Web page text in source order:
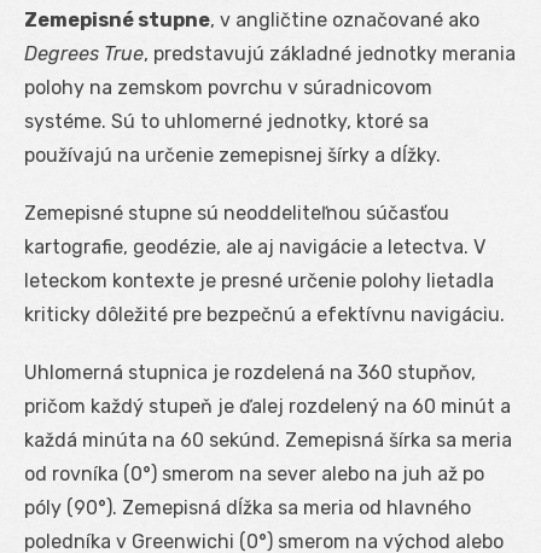
Zemepisné stupne, v angličtine označované ako
Degrees True, predstavujú základné jednotky merania
polohy na zemskom povrchu v súradnicovom
systéme. Sú to uhlomerné jednotky, ktoré sa
používajú na určenie zemepisnej šírky a dĺžky.
Zemepisné stupne sú neoddeliteľnou súčasťou
kartografie, geodézie, ale aj navigácie a letectva. V
leteckom kontexte je presné určenie polohy lietadla
kriticky dôležité pre bezpečnú a efektívnu navigáciu.
Uhlomerná stupnica je rozdelená na 360 stupňov,
pričom každý stupeň je ďalej rozdelený na 60 minút a
každá minúta na 60 sekúnd. Zemepisná šírka sa meria
od rovníka (0°) smerom na sever alebo na juh až po
póly (90°). Zemepisná dĺžka sa meria od hlavného
poledníka v Greenwichi (0°) smerom na východ alebo